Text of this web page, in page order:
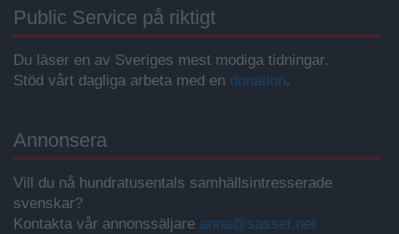
Public Service på riktigt
Du läser en av Sveriges mest modiga tidningar.
Stöd vårt dagliga arbeta med en donation.
Annonsera
Vill du nå hundratusentals samhällsintresserade
svenskar?
Kontakta vår annonssäljare anna@sasser.net